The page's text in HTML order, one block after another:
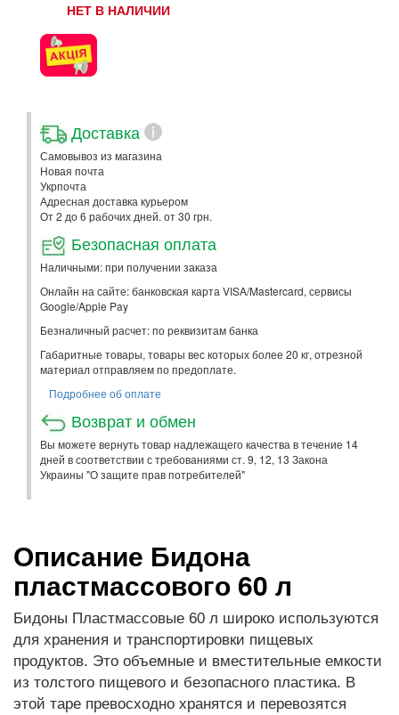
НЕТ В НАЛИЧИИ
Доставка i
Самовывоз из магазина
Новая почта
Укрпочта
Адресная доставка курьером
От 2 до 6 рабочих дней. от 30 грн.
Безопасная оплата
Наличными: при получении заказа
Онлайн на сайте: банковская карта VISA/Mastercard, сервисы
Google/Apple Pay
Безналичный расчет: по реквизитам банка
Габаритные товары, товары вес которых более 20 кг, отрезной
материал отправляем по предоплате.
Подробнее об оплате
Возврат и обмен
Вы можете вернуть товар надлежащего качества в течение 14
дней в соответствии с требованиями ст. 9, 12, 13 Закона
Украины "О защите прав потребителей"
Описание Бидона
пластмассового 60 л
Бидоны Пластмассовые 60 л широко используются
для хранения и транспортировки пищевых
продуктов. Это объемные и вместительные емкости
из толстого пищевого и безопасного пластика. В
этой таре превосходно хранятся и перевозятся